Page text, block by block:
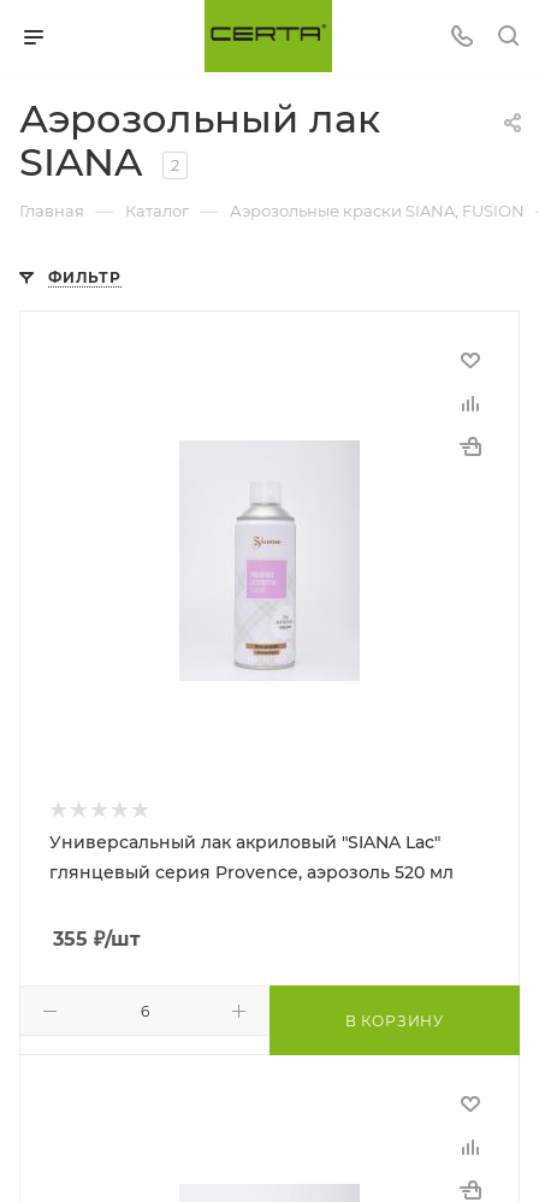
Аэрозольный лак
SIANA
2
Главная — Каталог — Аэрозольные краски SIANA, FUSION
ФИЛЬТР
Универсальный лак акриловый "SIANA Lac"
глянцевый серия Provence, аэрозоль 520 мл
355 ₽/шт
В КОРЗИНУ